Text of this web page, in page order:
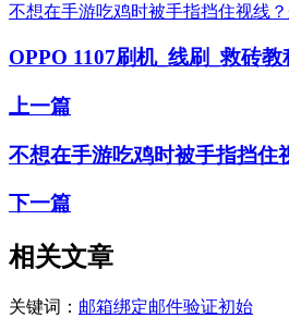
不想在手游吃鸡时被手指挡住视线
OPPO 1107刷机_线刷_救砖教
上一篇
不想在手游吃鸡时被手指挡住
下一篇
相关文章
关键词： 邮箱绑定邮件验证初始